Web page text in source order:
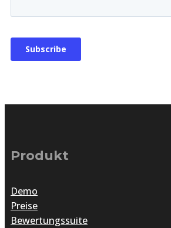
Produkt
Demo
Preise
Bewertungssuite